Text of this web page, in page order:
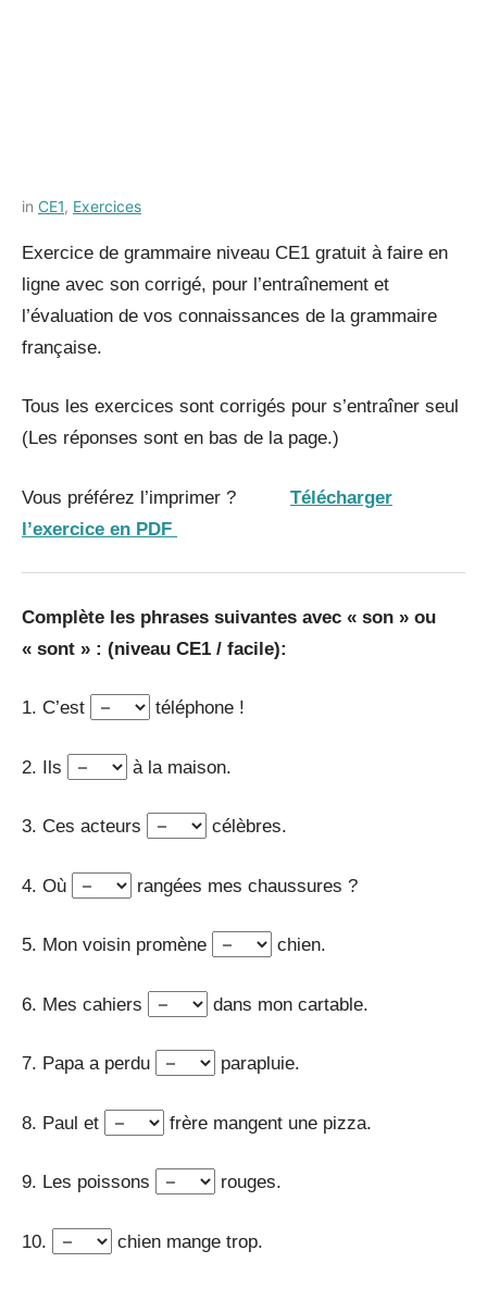
Posted
8
juillet
2021
by
rapide
in CE1, Exercices
Exercice de grammaire niveau CE1 gratuit à faire en
ligne avec son corrigé, pour l’entraînement et
l’évaluation de vos connaissances de la grammaire
française.
Tous les exercices sont corrigés pour s’entraîner seul
(Les réponses sont en bas de la page.)
Vous préférez l’imprimer ? Télécharger
l’exercice en PDF
Complète les phrases suivantes avec « son » ou
« sont » : (niveau CE1 / facile):
1. C’est téléphone !
2. Ils à la maison.
3. Ces acteurs célèbres.
4. Où rangées mes chaussures ?
5. Mon voisin promène chien.
6. Mes cahiers dans mon cartable.
7. Papa a perdu parapluie.
8. Paul et frère mangent une pizza.
9. Les poissons rouges.
10. chien mange trop.